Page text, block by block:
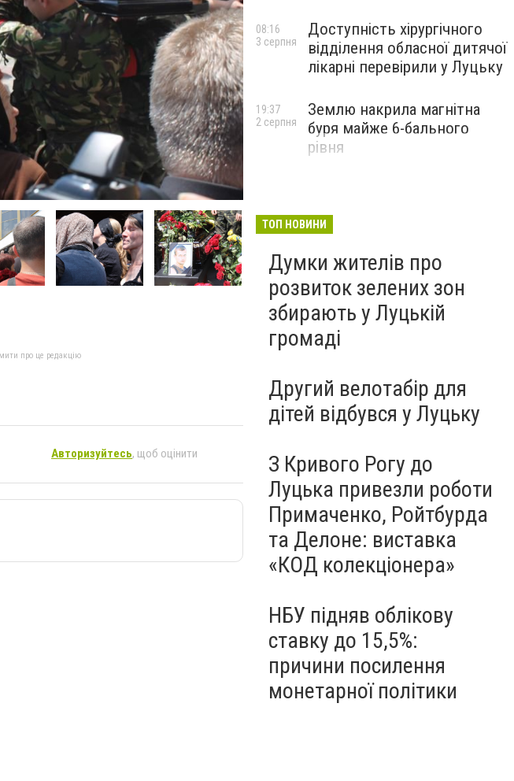
про це редакцію
Авторизуйтесь, щоб оцінити
Доступність хірургічного
відділення обласної дитячої
лікарні перевірили у Луцьку
08:16
3 серпня
Землю накрила магнітна
буря майже 6-бального
рівня
19:37
2 серпня
ТОП НОВИНИ
Думки жителів про
розвиток зелених зон
збирають у Луцькій
громаді
Другий велотабір для
дітей відбувся у Луцьку
З Кривого Рогу до
Луцька привезли роботи
Примаченко, Ройтбурда
та Делоне: виставка
«КОД колекціонера»
НБУ підняв облікову
ставку до 15,5%:
причини посилення
монетарної політики